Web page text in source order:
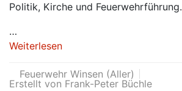
Politik, Kirche und Feuerwehrführung.
…
Weiterlesen
Feuerwehr Winsen (Aller)
Erstellt von Frank-Peter Büchle